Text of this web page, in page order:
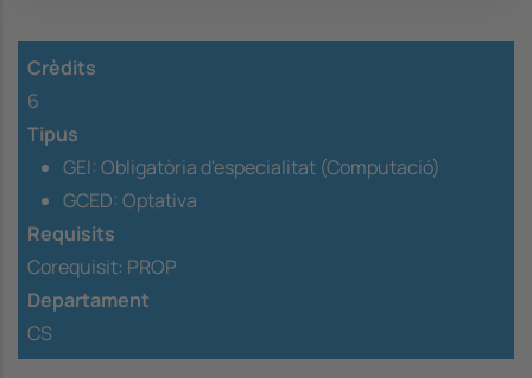
Crèdits
6
Tipus
GEI: Obligatòria d'especialitat (Computació)
GCED: Optativa
Requisits
Corequisit: PROP
Departament
CS